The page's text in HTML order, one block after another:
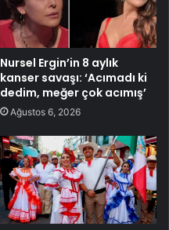
Nursel Ergin’in 8 aylık
kanser savaşı: ‘Acımadı ki
dedim, meğer çok acımış’
Ağustos 6, 2026